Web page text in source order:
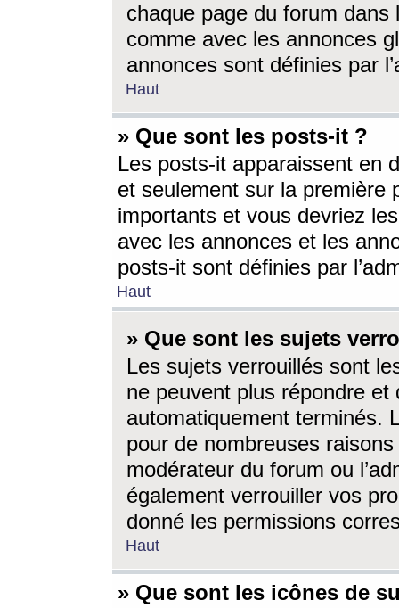
chaque page du forum dans
comme avec les annonces
annonces sont définies par
Haut
» Que sont les posts-it ?
Les posts-it apparaissent en
et seulement sur la première
importants et vous devriez
avec les annonces et les
posts-it sont définies par
Haut
» Que sont les sujets
Les sujets verrouillés sont
ne peuvent plus répondre
automatiquement terminés.
pour de nombreuses
modérateur du forum ou
également verrouiller vos
donné les permissions
Haut
» Que sont les icônes de